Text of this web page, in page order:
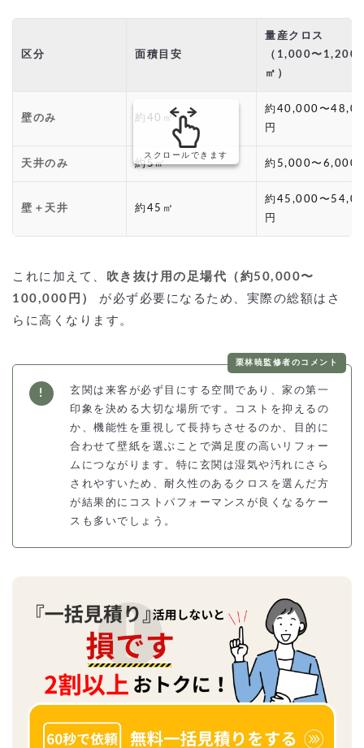
区分 面積目安
量産クロス
（1,000〜1,200
㎡）
壁のみ 約40㎡
約40,000〜
円
天井のみ 約5㎡ 約5,000〜6,000
壁＋天井 約45㎡
約45,000〜
円
スクロールできます
これに加えて、
吹き抜け用の足場代（約50,000〜
100,000円）
が必ず必要になるため、実際の総額はさ
らに高くなります。
栗林暁監修者のコメント
玄関は来客が必ず目にする空間であり、家の第一
印象を決める大切な場所です。コストを抑えるの
か、機能性を重視して長持ちさせるのか、目的に
合わせて壁紙を選ぶことで満足度の高いリフォー
ムにつながります。特に玄関は湿気や汚れにさら
されやすいため、耐久性のあるクロスを選んだ方
が結果的にコストパフォーマンスが良くなるケー
スも多いでしょう。